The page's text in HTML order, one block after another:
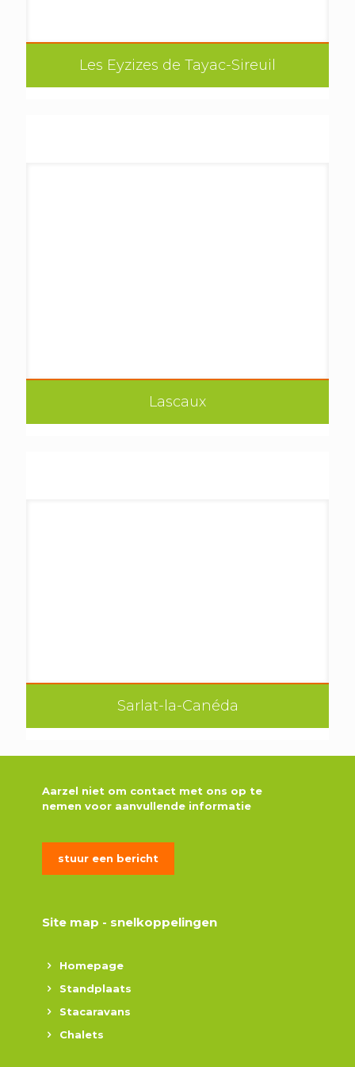
Les Eyzizes de Tayac-Sireuil
Lascaux
Sarlat-la-Canéda
Aarzel niet om contact met ons op te
nemen voor aanvullende informatie
stuur een bericht
Site map - snelkoppelingen
Homepage
Standplaats
Stacaravans
Chalets